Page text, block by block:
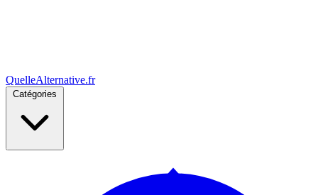
QuelleAlternative.fr